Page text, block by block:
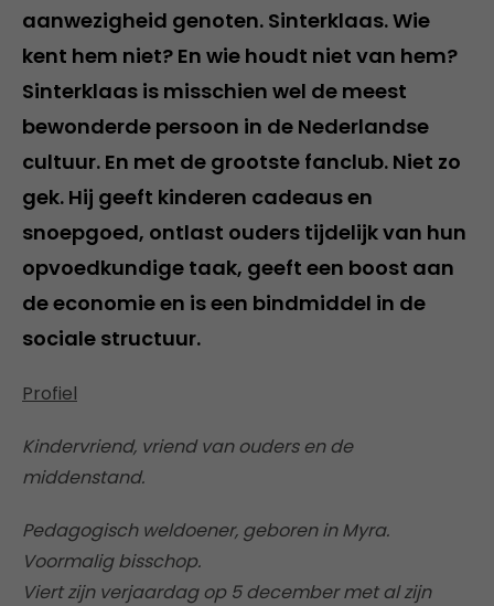
aanwezigheid genoten. Sinterklaas. Wie
kent hem niet? En wie houdt niet van hem?
Sinterklaas is misschien wel de meest
bewonderde persoon in de Nederlandse
cultuur. En met de grootste fanclub. Niet zo
gek. Hij geeft kinderen cadeaus en
snoepgoed, ontlast ouders tijdelijk van hun
opvoedkundige taak, geeft een boost aan
de economie en is een bindmiddel in de
sociale structuur.
Profiel
Kindervriend, vriend van ouders en de
middenstand.
Pedagogisch weldoener, geboren in Myra.
Voormalig bisschop.
Viert zijn verjaardag op 5 december met al zijn